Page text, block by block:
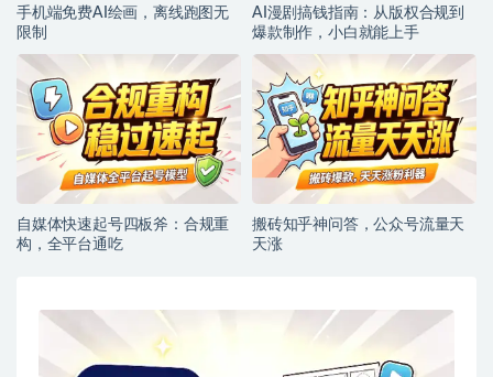
手机端免费AI绘画，离线跑图无
限制
AI漫剧搞钱指南：从版权合规到
爆款制作，小白就能上手
自媒体快速起号四板斧：合规重
构，全平台通吃
搬砖知乎神问答，公众号流量天
天涨